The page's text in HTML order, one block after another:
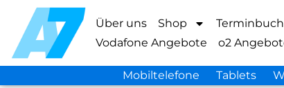
Über uns Shop
Vodafone Angebote
o2
Mobiltelefone Tablets